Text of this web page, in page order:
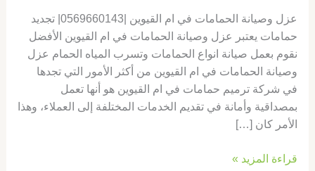
عزل وصيانة الحمامات في ام القيوين |0569660143| تجديد
حمامات يعتبر عزل وصيانة الحمامات في ام القيوين الأفضل
نقوم بعمل صيانة انواع الحمامات وتسرب المياه الحمام عزل
وصيانة الحمامات في ام القيوين من أكثر الأمور التي تجدها
في شركة ترميم حمامات في ام القيوين هو أنها تعمل
بمصداقية وأمانة في تقديم الخدمات المختلفة إلى العملاء، وهذا
الأمر كان […]
قراءة المزيد »